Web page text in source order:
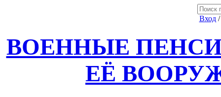
Вход
ВОЕННЫЕ
ЕЁ